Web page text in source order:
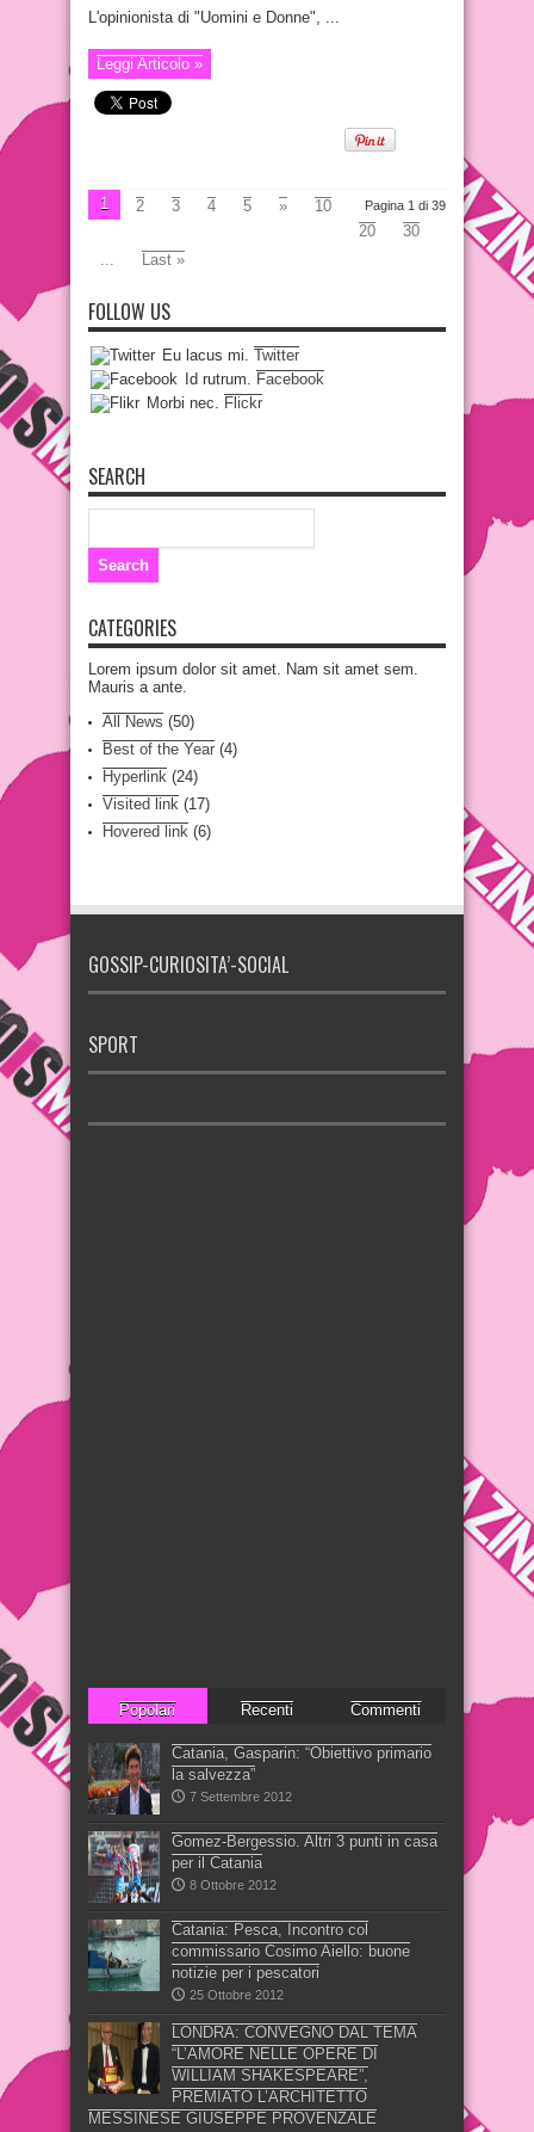
L'opinionista di "Uomini e Donne", ...
Leggi Articolo »
Pagina 1 di 39
1 2 3 4 5 »
10
20
30
...
Last »
FOLLOW US
Eu lacus mi. Twitter
Id rutrum. Facebook
Morbi nec. Flickr
SEARCH
CATEGORIES
Lorem ipsum dolor sit amet. Nam sit amet sem.
Mauris a ante.
All News (50)
Best of the Year (4)
Hyperlink (24)
Visited link (17)
Hovered link (6)
GOSSIP-CURIOSITA’-SOCIAL
SPORT
Popolari Recenti Commenti
Catania, Gasparin: “Obiettivo primario
la salvezza”
7 Settembre 2012
Gomez-Bergessio. Altri 3 punti in casa
per il Catania
8 Ottobre 2012
Catania: Pesca, Incontro col
commissario Cosimo Aiello: buone
notizie per i pescatori
25 Ottobre 2012
LONDRA: CONVEGNO DAL TEMA
“L’AMORE NELLE OPERE DI
WILLIAM SHAKESPEARE”,
PREMIATO L’ARCHITETTO
MESSINESE GIUSEPPE PROVENZALE